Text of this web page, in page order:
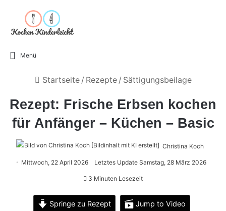
Menü
Startseite / Rezepte / Sättigungsbeilage
Rezept: Frische Erbsen kochen
für Anfänger – Küchen – Basic
Christina Koch
Mittwoch, 22 April 2026 Letztes Update Samstag, 28 März 2026
3 Minuten Lesezeit
Springe zu Rezept Jump to Video